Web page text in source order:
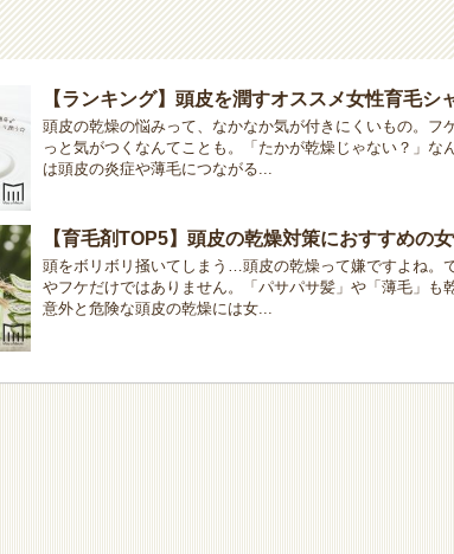
【ランキング】頭皮を潤すオススメ女性育毛シ
頭皮の乾燥の悩みって、なかなか気が付きにくいもの。フ
っと気がつくなんてことも。「たかが乾燥じゃない？」な
は頭皮の炎症や薄毛につながる...
【育毛剤TOP5】頭皮の乾燥対策におすすめの
頭をボリボリ掻いてしまう…頭皮の乾燥って嫌ですよね。
やフケだけではありません。「パサパサ髪」や「薄毛」も
意外と危険な頭皮の乾燥には女...